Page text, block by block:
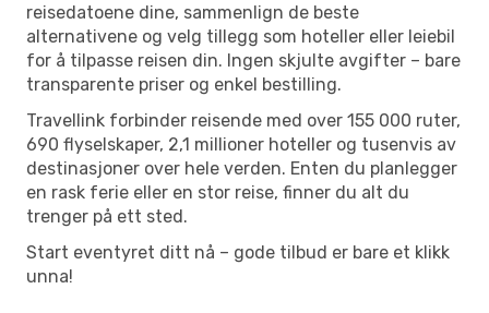
reisedatoene dine, sammenlign de beste
alternativene og velg tillegg som hoteller eller leiebil
for å tilpasse reisen din. Ingen skjulte avgifter – bare
transparente priser og enkel bestilling.
Travellink forbinder reisende med over 155 000 ruter,
690 flyselskaper, 2,1 millioner hoteller og tusenvis av
destinasjoner over hele verden. Enten du planlegger
en rask ferie eller en stor reise, finner du alt du
trenger på ett sted.
Start eventyret ditt nå – gode tilbud er bare et klikk
unna!